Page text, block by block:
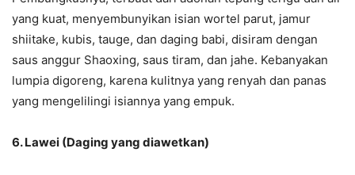
yang kuat, menyembunyikan isian wortel parut, jamur
shiitake, kubis, tauge, dan daging babi, disiram dengan
saus anggur Shaoxing, saus tiram, dan jahe. Kebanyakan
lumpia digoreng, karena kulitnya yang renyah dan panas
yang mengelilingi isiannya yang empuk.
6. Lawei (Daging yang diawetkan)